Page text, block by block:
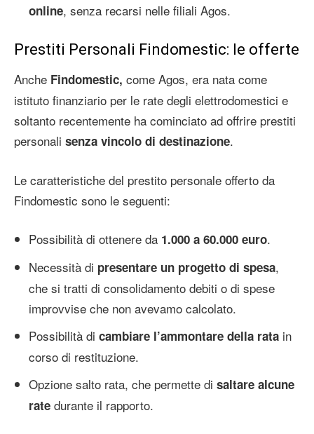
online, senza recarsi nelle filiali Agos.
Prestiti Personali Findomestic: le offerte
Anche Findomestic, come Agos, era nata come
istituto finanziario per le rate degli elettrodomestici e
soltanto recentemente ha cominciato ad offrire prestiti
personali senza vincolo di destinazione.
Le caratteristiche del prestito personale offerto da
Findomestic sono le seguenti:
Possibilità di ottenere da 1.000 a 60.000 euro.
Necessità di presentare un progetto di spesa,
che si tratti di consolidamento debiti o di spese
improvvise che non avevamo calcolato.
Possibilità di cambiare l’ammontare della rata in
corso di restituzione.
Opzione salto rata, che permette di saltare alcune
rate durante il rapporto.